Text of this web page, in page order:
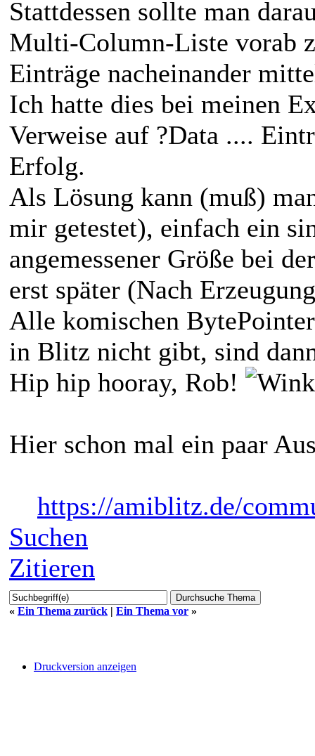
Stattdessen sollte man
Multi-Column-Liste vorab
Einträge nacheinander
Ich hatte dies bei meinen
Verweise auf ?Data ....
Erfolg.
Als Lösung kann (muß)
mir getestet), einfach ein
angemessener Größe bei
erst später (Nach
Alle komischen
in Blitz nicht gibt, sind
Hip hip hooray, Rob!
Hier schon mal ein paar
https://amiblitz.de/
Suchen
Zitieren
« Ein Thema zurück | Ein Thema vor »
Druckversion anzeigen